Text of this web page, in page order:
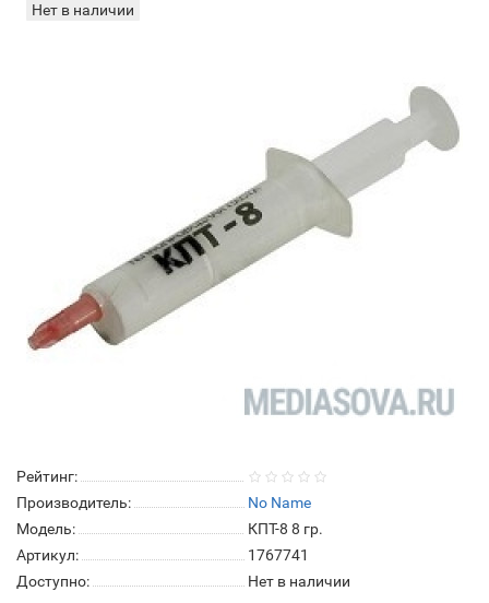
Нет в наличии
Рейтинг:
Производитель:
No Name
Модель:
КПТ-8 8 гр.
Артикул:
1767741
Доступно:
Нет в наличии